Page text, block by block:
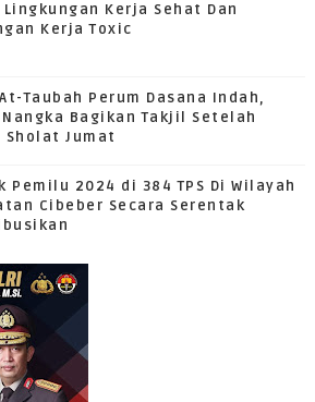
Kerja Sehat Dan
Kerja Toxic
Taubah Perum Dasana Indah,
Bagikan Takjil Setelah
Sholat Jumat
Pemilu 2024 di 384 TPS Di Wilayah
Cibeber Secara Serentak